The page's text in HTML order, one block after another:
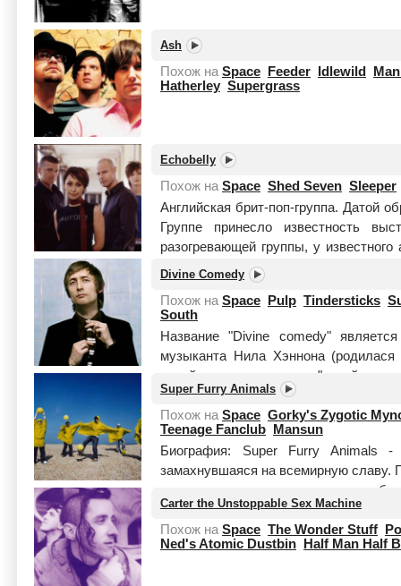
Ash
Похож на Space Feeder Idlewild
Hatherley Supergrass
Echobelly
Похож на Space Shed Seven Sleeper
Английская брит-поп-группа. Датой
Группе принесло известность
разогревающей группы, у
концер...
Читать целиком
Divine Comedy
Похож на Space Pulp Tindersticks
South
Название "Divine comedy"
музыканта Нила Хэннона
своей музыке элементы "новой
light orchestra". Эта вел...
Super Furry Animals
Похож на Space Gorky's Zygotic
Teenage Fanclub
Mansun
Биография: Super Furry Animals -
замахнувшаяся на всемирную славу.
стало для уэльцев покорение
Читать целиком
Carter the Unstoppable Sex Machine
Похож на Space The Wonder Stuff
Ned's Atomic Dustbin
Half Man Half